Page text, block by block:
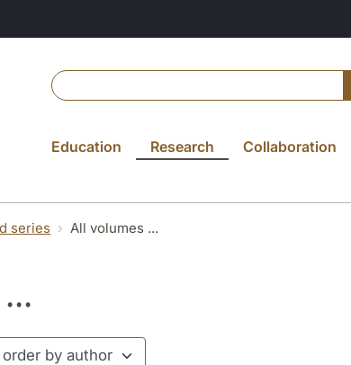
Education Research Collaboration
series All volumes ...